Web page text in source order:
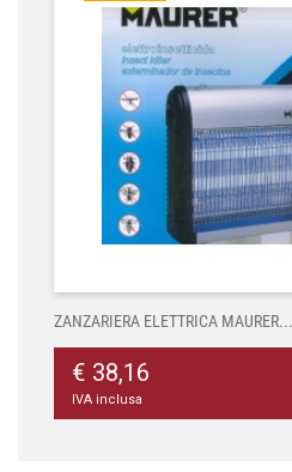
ZANZARIERA ELETTRICA MAURER...
€ 38,16
IVA inclusa